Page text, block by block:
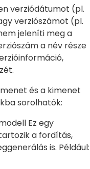
verziódátumot (pl.
verziószámot (pl.
jeleníti meg a
a név része
és a kimenet
sorolhatók:
Ez egy
a fordítás,
is. Például: